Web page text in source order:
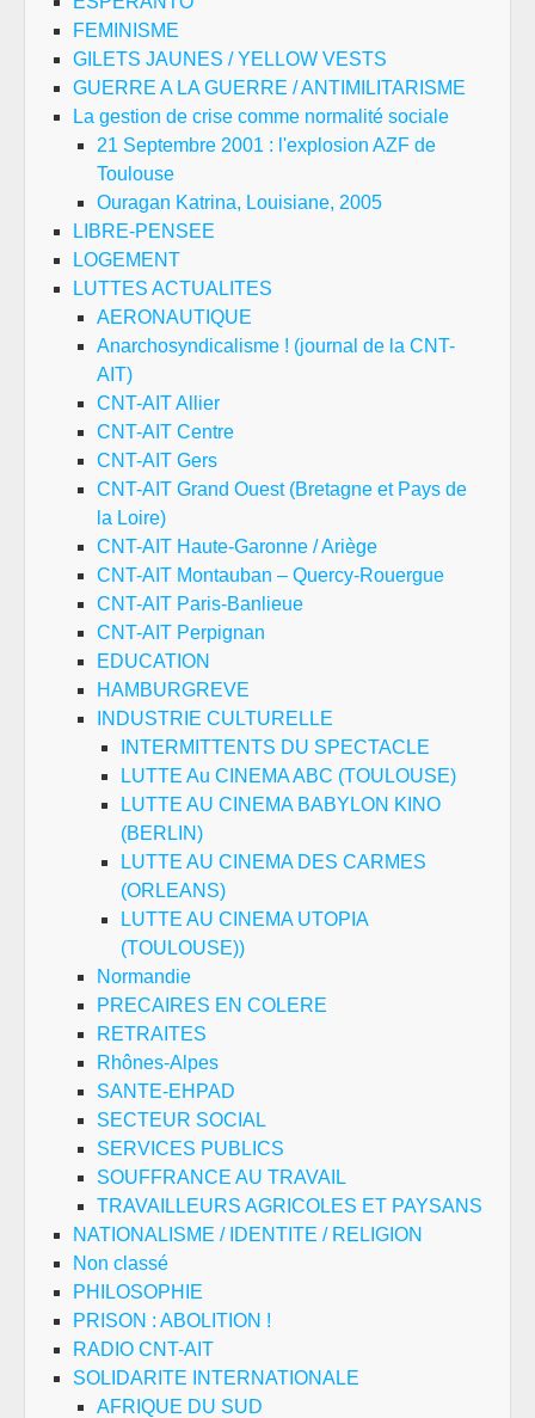
FEMINISME
GILETS JAUNES / YELLOW VESTS
GUERRE A LA GUERRE / ANTIMILITARISME
La gestion de crise comme normalité sociale
21 Septembre 2001 : l'explosion AZF de
Toulouse
Ouragan Katrina, Louisiane, 2005
LIBRE-PENSEE
LOGEMENT
LUTTES ACTUALITES
AERONAUTIQUE
Anarchosyndicalisme ! (journal de la CNT-
AIT)
CNT-AIT Allier
CNT-AIT Centre
CNT-AIT Gers
CNT-AIT Grand Ouest (Bretagne et Pays de
la Loire)
CNT-AIT Haute-Garonne / Ariège
CNT-AIT Montauban – Quercy-Rouergue
CNT-AIT Paris-Banlieue
CNT-AIT Perpignan
EDUCATION
HAMBURGREVE
INDUSTRIE CULTURELLE
INTERMITTENTS DU SPECTACLE
LUTTE Au CINEMA ABC (TOULOUSE)
LUTTE AU CINEMA BABYLON KINO
(BERLIN)
LUTTE AU CINEMA DES CARMES
(ORLEANS)
LUTTE AU CINEMA UTOPIA
(TOULOUSE))
Normandie
PRECAIRES EN COLERE
RETRAITES
Rhônes-Alpes
SANTE-EHPAD
SECTEUR SOCIAL
SERVICES PUBLICS
SOUFFRANCE AU TRAVAIL
TRAVAILLEURS AGRICOLES ET PAYSANS
NATIONALISME / IDENTITE / RELIGION
Non classé
PHILOSOPHIE
PRISON : ABOLITION !
RADIO CNT-AIT
SOLIDARITE INTERNATIONALE
AFRIQUE DU SUD